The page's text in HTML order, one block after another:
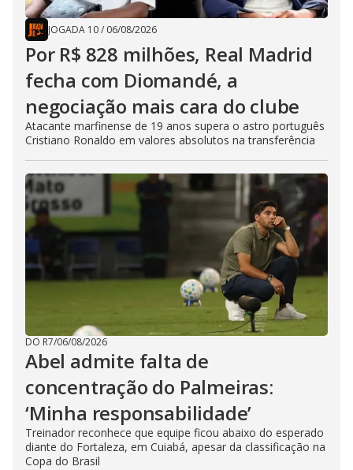
JOGADA 10/ 06/08/2026
Por R$ 828 milhões, Real Madrid
fecha com Diomandé, a
negociação mais cara do clube
Atacante marfinense de 19 anos supera o astro português
Cristiano Ronaldo em valores absolutos na transferência
DO R7/06/08/2026
Abel admite falta de
concentração do Palmeiras:
‘Minha responsabilidade’
Treinador reconhece que equipe ficou abaixo do esperado
diante do Fortaleza, em Cuiabá, apesar da classificação na
Copa do Brasil